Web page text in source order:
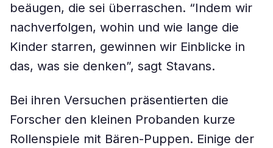
beäugen, die sei überraschen. “Indem wir
nachverfolgen, wohin und wie lange die
Kinder starren, gewinnen wir Einblicke in
das, was sie denken”, sagt Stavans.
Bei ihren Versuchen präsentierten die
Forscher den kleinen Probanden kurze
Rollenspiele mit Bären-Puppen. Einige der